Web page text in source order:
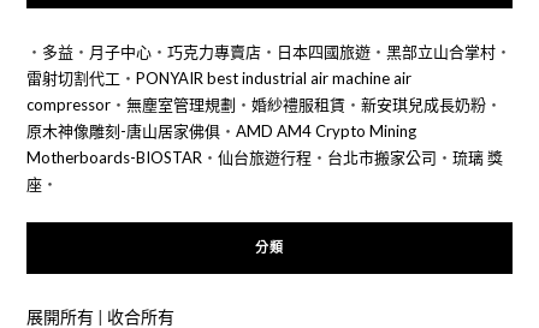
‧ 多益‧ 月子中心‧ 巧克力專賣店‧ 日本四國旅遊‧ 黑部立山合掌村‧
雷射切割代工 ‧ PONYAIR best industrial air machine air
compressor‧ 無塵室管理規劃 ‧ 婚紗禮服租賃‧ 新安琪兒成長奶粉‧
原木神像雕刻-唐山居家佛俱‧ AMD AM4 Crypto Mining
Motherboards-BIOSTAR ‧ 仙台旅遊行程 ‧ 台北市搬家公司 ‧ 琉璃 獎
座‧
分類
展開所有| 收合所有